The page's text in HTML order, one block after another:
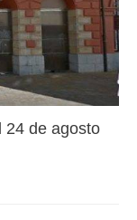
24 de agosto